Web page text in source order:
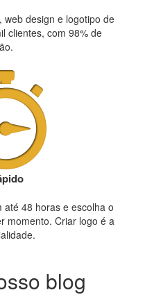
web design e logotipo de
clientes, com 98% de
até 48 horas e escolha o
momento. Criar logo é a
blog